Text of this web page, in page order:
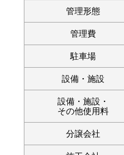
管理形態
管理費
駐車場
設備・施設
設備・施設・
その他使用料
分譲会社